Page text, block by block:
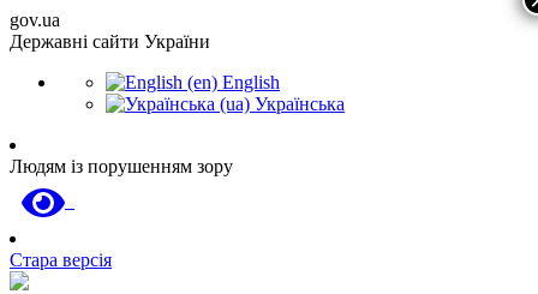
gov.ua
Державні сайти України
English
Українська
Людям із порушенням зору
Стара версія